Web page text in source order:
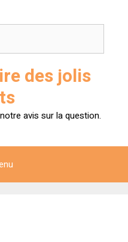
des jolis
avis sur la question.